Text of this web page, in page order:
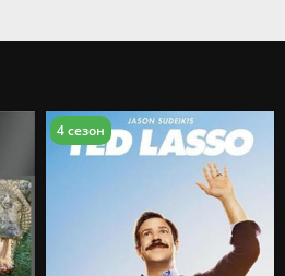
4 сезон